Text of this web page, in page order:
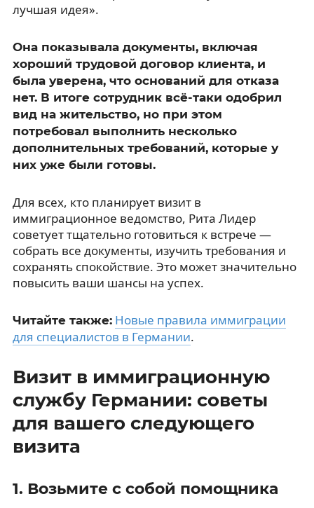
лучшая идея».
Она показывала документы, включая
хороший трудовой договор клиента, и
была уверена, что оснований для отказа
нет. В итоге сотрудник всё-таки одобрил
вид на жительство, но при этом
потребовал выполнить несколько
дополнительных требований, которые у
них уже были готовы.
Для всех, кто планирует визит в
иммиграционное ведомство, Рита Лидер
советует тщательно готовиться к встрече —
собрать все документы, изучить требования и
сохранять спокойствие. Это может значительно
повысить ваши шансы на успех.
Читайте также: Новые правила иммиграции
для специалистов в Германии.
Визит в иммиграционную
службу Германии: советы
для вашего следующего
визита
1. Возьмите с собой помощника